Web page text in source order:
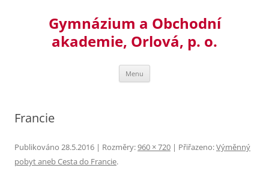
Gymnázium a Obchodní
akademie, Orlová, p. o.
Menu
Francie
Publikováno 28.5.2016 | Rozměry:960 × 720 | Přiřazeno:Výměnný
pobyt aneb Cesta do Francie.